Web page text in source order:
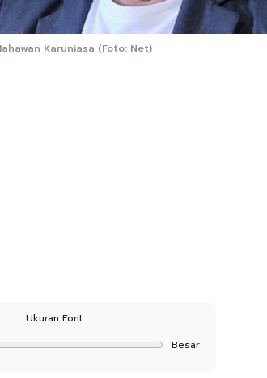
Karuniasa (Foto: Net)
Ukuran Font
Besar